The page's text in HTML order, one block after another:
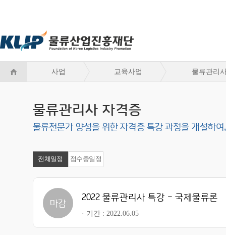
사업 교육사업 물류관리
물류관리사 자격증
물류전문가 양성을 위한 자격증 특강 과정을 개설하
전체일정 접수중일정
마감 2022 물류관리사 특강 - 국제물류론
기간 2022.06.05